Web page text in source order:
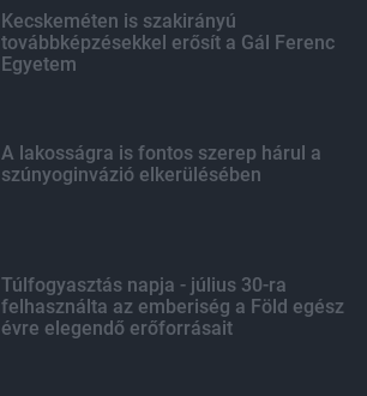
Kecskeméten is szakirányú
továbbképzésekkel erősít a Gál Ferenc
Egyetem
A lakosságra is fontos szerep hárul a
szúnyoginvázió elkerülésében
Túlfogyasztás napja - július 30-ra
felhasználta az emberiség a Föld egész
évre elegendő erőforrásait